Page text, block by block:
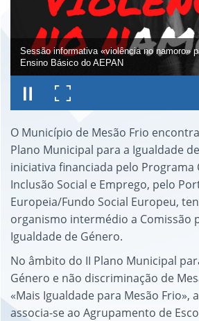
Sessão informativa «violência no namoro»
Ensino Básico do AEPAN
O Município de Mesão Frio
Plano Municipal para a Igualdade
iniciativa financiada pelo Programa
Inclusão Social e Emprego, pelo
Europeia/Fundo Social Europeu,
organismo intermédio a Comissão
Igualdade de Género.
No âmbito do II Plano Municipal
Género e não discriminação de
«Mais Igualdade para Mesão Frio»,
associa-se ao Agrupamento de